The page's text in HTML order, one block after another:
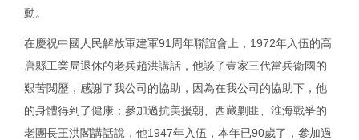
動。
在慶祝中國人民解放軍建軍91周年聯誼會上，1972年入伍的高
唐縣工業局退休的老兵趙洪講話，他談了壹家三代當兵衛國的
艱苦閱歷，感謝了我公司的協助，因為在我公司的協助下，他
的身體得到了健康；參加過抗美援朝、西藏剿匪、淮海戰爭的
老團長王洪閣講話說，他1947年入伍，本年已90歲了，參加過